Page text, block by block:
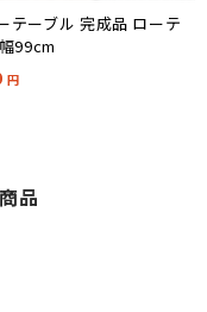
テーブル 完成品 ローテ
99cm
円
品